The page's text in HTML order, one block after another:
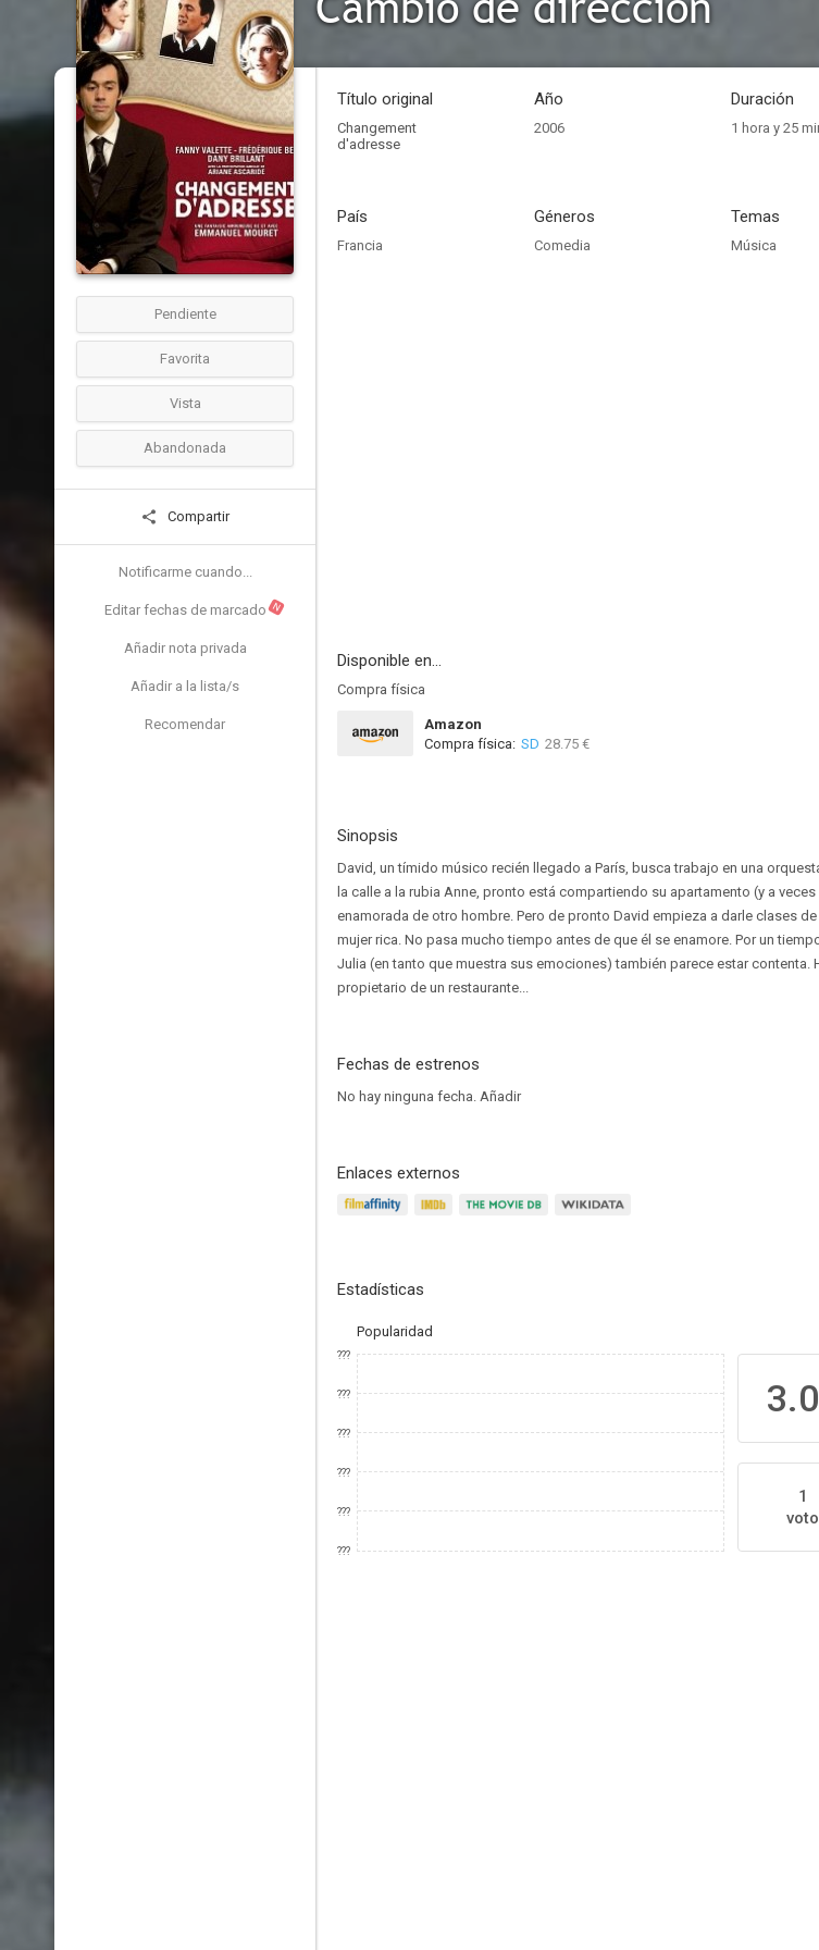
Pendiente
Favorita
Vista
Abandonada
Compartir
Notificarme cuando...
Editar fechas de marcado N
Añadir nota privada
Añadir a la lista/s
Recomendar
Título original
Changement
d'adresse
Año
2006
Duración
1 hora y 25
País
Francia
Géneros
Comedia
Temas
Música
Disponible en...
Compra física
Amazon
Compra física: SD 28.75 €
Sinopsis
David, un tímido músico recién llegado a París, busca trabajo en una
la calle a la rubia Anne, pronto está compartiendo su apartamento (y a
enamorada de otro hombre. Pero de pronto David empieza a darle clases
mujer rica. No pasa mucho tiempo antes de que él se enamore. Por un
Julia (en tanto que muestra sus emociones) también parece estar contenta.
propietario de un restaurante...
Fechas de estrenos
No hay ninguna fecha. Añadir
Enlaces externos
Estadísticas
Popularidad
???
???
???
???
???
???
1
voto